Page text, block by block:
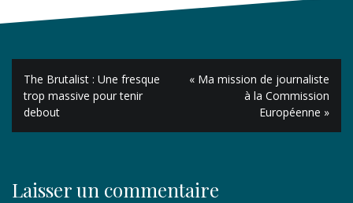
Navigation
de
l’article
The Brutalist : Une fresque
trop massive pour tenir
debout
« Ma mission de journaliste
à la Commission
Européenne »
Laisser un commentaire